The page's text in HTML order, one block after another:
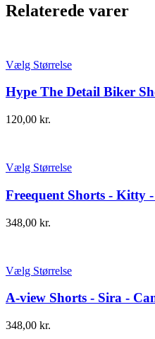
Relaterede varer
Vælg Størrelse
Hype The Detail Biker
120,00 kr.
Vælg Størrelse
Freequent Shorts - Kitty
348,00 kr.
Vælg Størrelse
A-view Shorts - Sira -
348,00 kr.